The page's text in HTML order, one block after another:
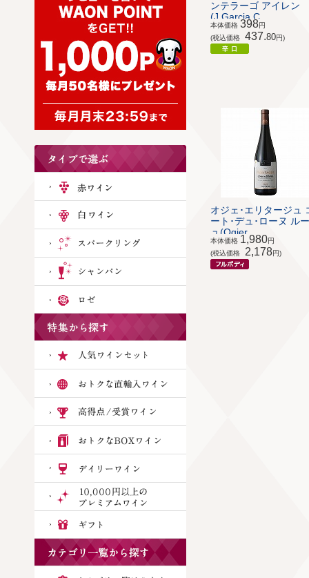
ンテラーゴ アイレン
(J.Garcia C...
本体価格 398円
(税込価格
437.80円)
オジェ･エリタージュ
ート･デュ･ローヌ ル
ュ(Ogier...
本体価格 1,980円
(税込価格
2,178円)